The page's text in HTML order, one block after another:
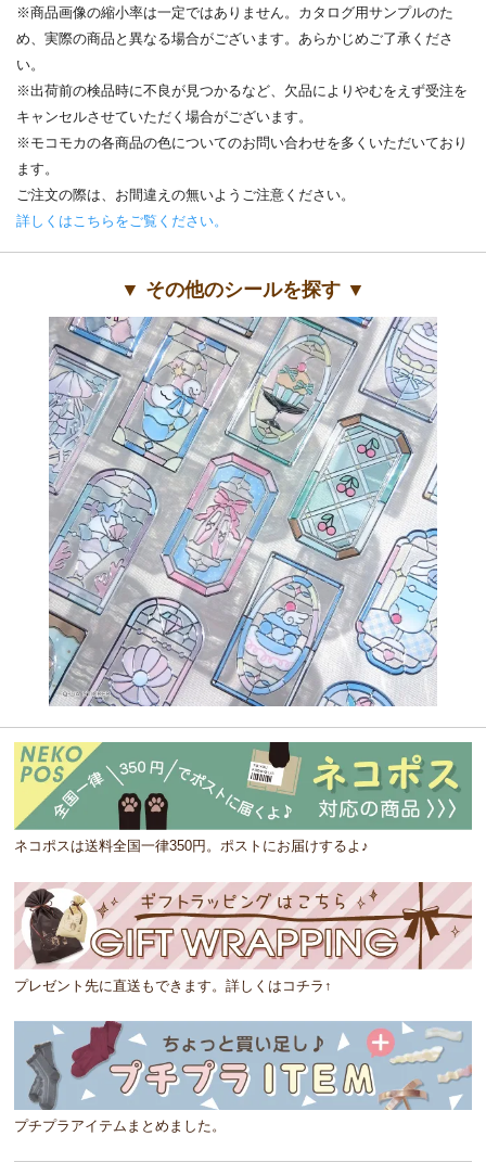
※商品画像の縮小率は一定ではありません。カタログ用サンプルのた
め、実際の商品と異なる場合がございます。あらかじめご了承くださ
い。
※出荷前の検品時に不良が見つかるなど、欠品によりやむをえず受注を
キャンセルさせていただく場合がございます。
※モコモカの各商品の色についてのお問い合わせを多くいただいており
ます。
ご注文の際は、お間違えの無いようご注意ください。
詳しくはこちらをご覧ください。
▼ その他のシールを探す ▼
ネコポスは送料全国一律350円。ポストにお届けするよ♪
プレゼント先に直送もできます。詳しくはコチラ↑
プチプラアイテムまとめました。